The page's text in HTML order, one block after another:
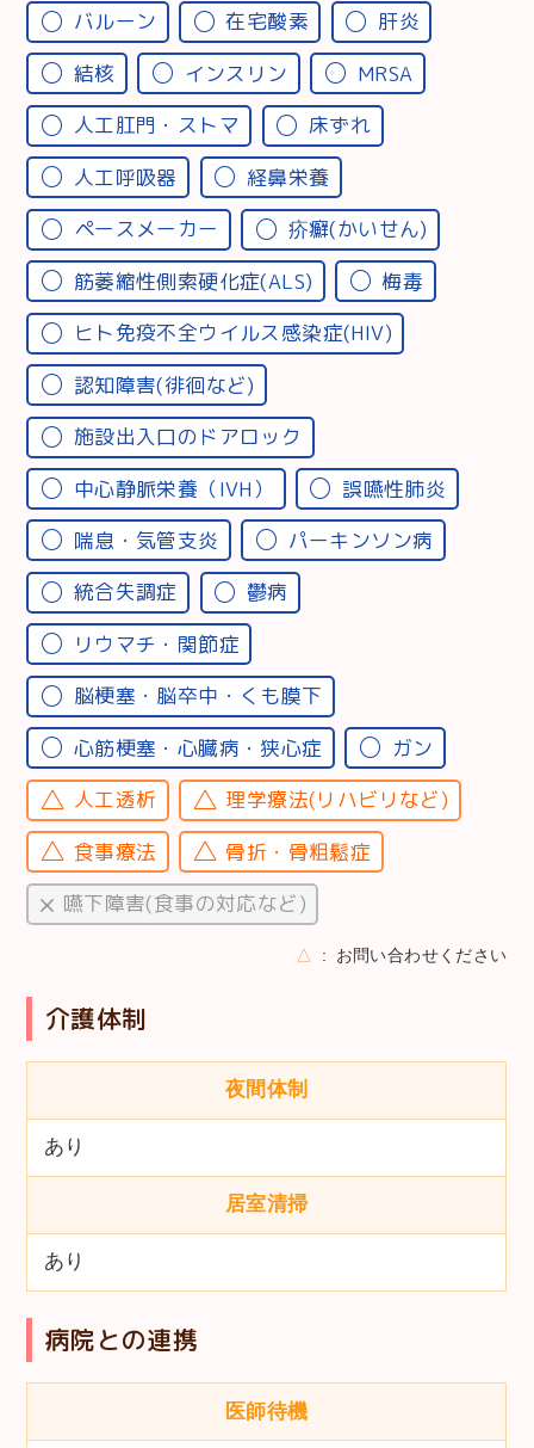
バルーン
在宅酸素
肝炎
結核
インスリン
MRSA
人工肛門・ストマ
床ずれ
人工呼吸器
経鼻栄養
ペースメーカー
疥癬(かいせん)
筋萎縮性側索硬化症(ALS)
梅毒
ヒト免疫不全ウイルス感染症(HIV)
認知障害(徘徊など)
施設出入口のドアロック
中心静脈栄養（IVH）
誤嚥性肺炎
喘息・気管支炎
パーキンソン病
統合失調症
鬱病
リウマチ・関節症
脳梗塞・脳卒中・くも膜下
心筋梗塞・心臓病・狭心症
ガン
人工透析
理学療法(リハビリなど)
食事療法
骨折・骨粗鬆症
嚥下障害(食事の対応など)
△ お問い合わせください
介護体制
夜間体制
あり
居室清掃
あり
病院との連携
医師待機